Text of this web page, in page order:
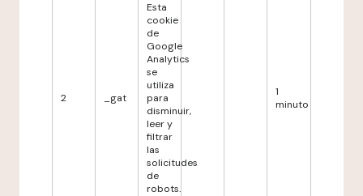
2 _gat
Esta
cookie
de
Google
Analytics
se
utiliza
para
disminuir,
leer y
filtrar
las
solicitudes
de
robots.
1
minuto